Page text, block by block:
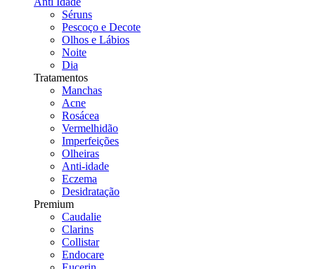
Séruns
Pescoço e Decote
Olhos e Lábios
Noite
Dia
Tratamentos
Manchas
Acne
Rosácea
Vermelhidão
Imperfeições
Olheiras
Anti-idade
Eczema
Desidratação
Premium
Caudalie
Clarins
Collistar
Endocare